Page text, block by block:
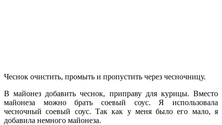
Чеснок очистить, промыть и пропустить через чесночницу.
В майонез добавить чеснок, приправу для курицы. Вместо
майонеза можно брать соевый соус. Я использовала
чесночный соевый соус. Так как у меня было его мало, я
добавила немного майонеза.